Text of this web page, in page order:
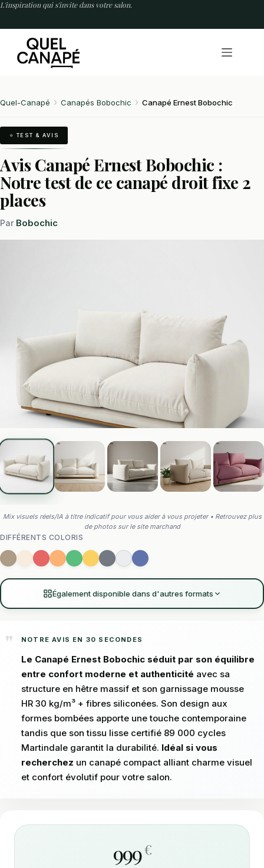
Passer
L'inspiration qui s'invite dans votre salon.
Quel-Canapé Canapés Bobochic Canapé Ernest Bobochic
⭐ TEST & AVIS
Avis Canapé Ernest Bobochic :
Notre test de ce canapé droit fixe 2
places
Par Bobochic
Mix visuels réels/IA à titre indicatif pour vous aider à vous projeter • Retrouvez plus
de photos sur le site marchand
DIFFÉRENTS COLORIS
Également disponible dans d'autres formats
NOTRE AVIS EN 30 SECONDES
Le Canapé Ernest Bobochic séduit par son équilibre
entre confort moderne et authenticité avec sa
structure en hêtre massif et son garnissage mousse
HR 30 kg/m³ + fibres siliconées. Son design aux
formes bombées apporte une touche contemporaine
tandis que son tissu lisse certifié 89 000 cycles
Martindale garantit la durabilité. Idéal si vous
recherchez un canapé compact alliant charme visuel
et confort évolutif pour votre salon.
999€